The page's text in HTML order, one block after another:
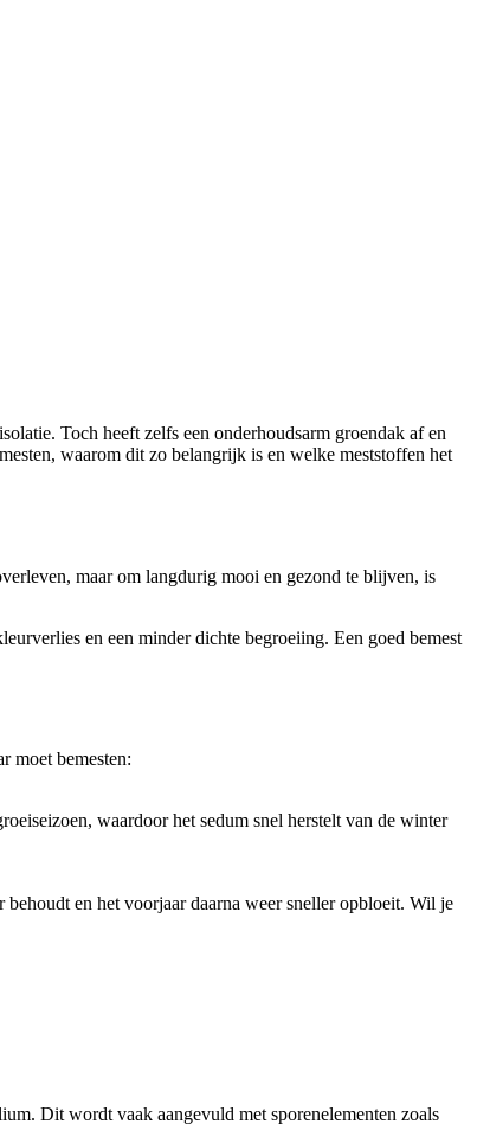
Toch heeft zelfs een onderhoudsarm groendak af en
waarom dit zo belangrijk is en welke meststoffen het
maar om langdurig mooi en gezond te blijven, is
en een minder dichte begroeiing. Een goed bemest
moet bemesten:
waardoor het sedum snel herstelt van de winter
en het voorjaar daarna weer sneller opbloeit. Wil je
Dit wordt vaak aangevuld met sporenelementen zoals